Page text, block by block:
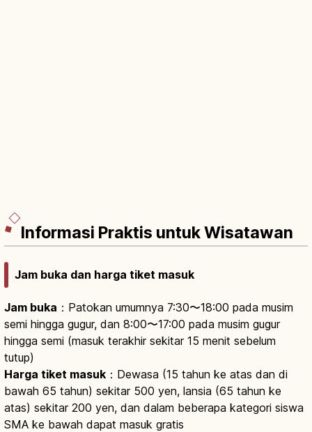
Informasi Praktis untuk Wisatawan
Jam buka dan harga tiket masuk
Jam buka ：Patokan umumnya 7:30〜18:00 pada musim
semi hingga gugur, dan 8:00〜17:00 pada musim gugur
hingga semi (masuk terakhir sekitar 15 menit sebelum
tutup)
Harga tiket masuk ：Dewasa (15 tahun ke atas dan di
bawah 65 tahun) sekitar 500 yen, lansia (65 tahun ke
atas) sekitar 200 yen, dan dalam beberapa kategori siswa
SMA ke bawah dapat masuk gratis